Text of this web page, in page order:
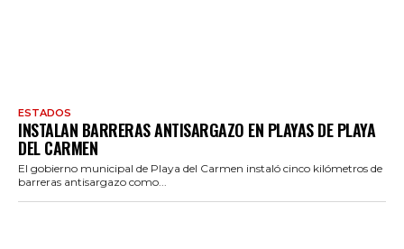
ESTADOS
INSTALAN BARRERAS ANTISARGAZO EN PLAYAS DE PLAYA
DEL CARMEN
El gobierno municipal de Playa del Carmen instaló cinco kilómetros de
barreras antisargazo como...